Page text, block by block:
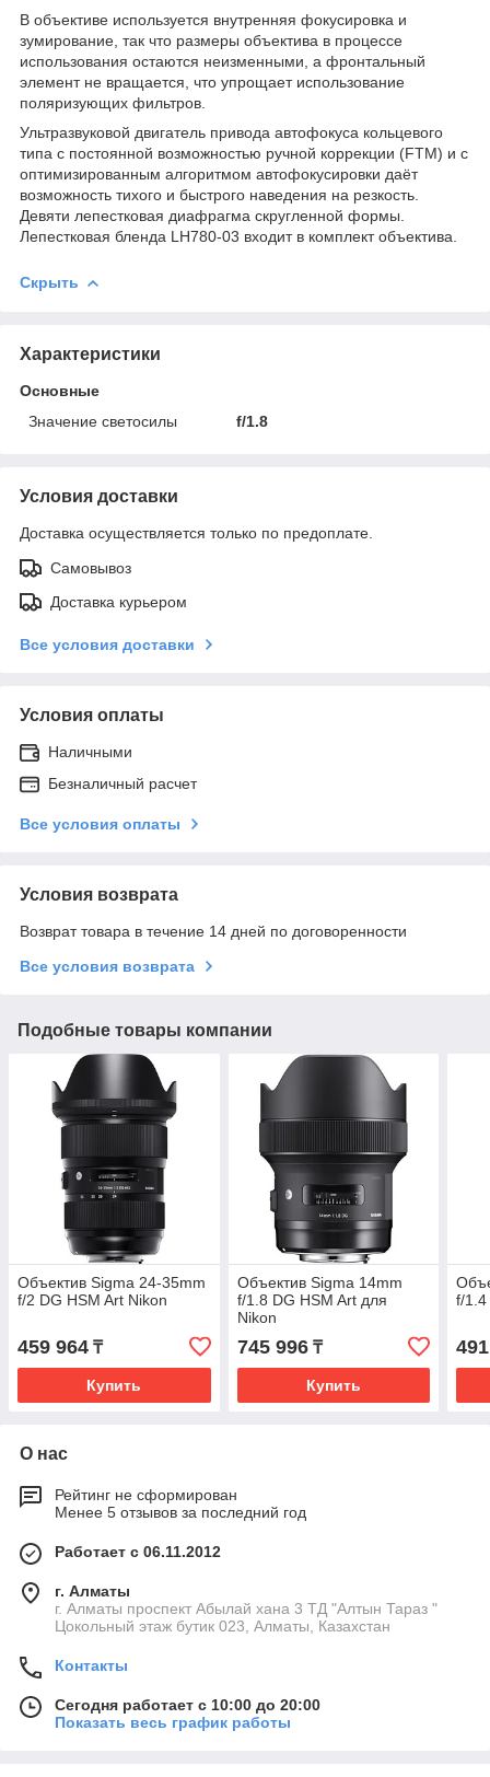
В объективе используется внутренняя фокусировка и
зумирование, так что размеры объектива в процессе
использования остаются неизменными, а фронтальный
элемент не вращается, что упрощает использование
поляризующих фильтров.
Ультразвуковой двигатель привода автофокуса кольцевого
типа с постоянной возможностью ручной коррекции (FTM) и с
оптимизированным алгоритмом автофокусировки даёт
возможность тихого и быстрого наведения на резкость.
Девяти лепестковая диафрагма скругленной формы.
Лепестковая бленда LH780-03 входит в комплект объектива.
Скрыть
Характеристики
Основные
Значение светосилы
f/1.8
Условия доставки
Доставка осуществляется только по предоплате.
Самовывоз
Доставка курьером
Все условия доставки
Условия оплаты
Наличными
Безналичный расчет
Все условия оплаты
Условия возврата
Возврат товара в течение 14 дней по договоренности
Все условия возврата
Подобные товары компании
Объектив Sigma 24-35mm
f/2 DG HSM Art Nikon
459 964 ₸
Купить
Объектив Sigma 14mm
f/1.8 DG HSM Art для
Nikon
745 996₸
Купить
f/1.4
О нас
Рейтинг не сформирован
Менее 5 отзывов за последний год
Работает с 06.11.2012
г. Алматы
г. Алматы проспект Абылай хана 3 ТД "Алтын Тараз "
Цокольный этаж бутик 023, Алматы, Казахстан
Контакты
Сегодня работает с 10:00 до 20:00
Показать весь график работы